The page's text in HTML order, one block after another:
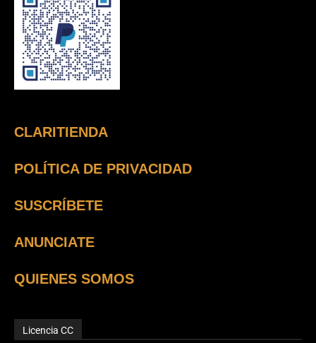
CLARITIENDA
POLÍTICA DE PRIVACIDAD
SUSCRÍBETE
ANUNCIATE
QUIENES SOMOS
Licencia CC